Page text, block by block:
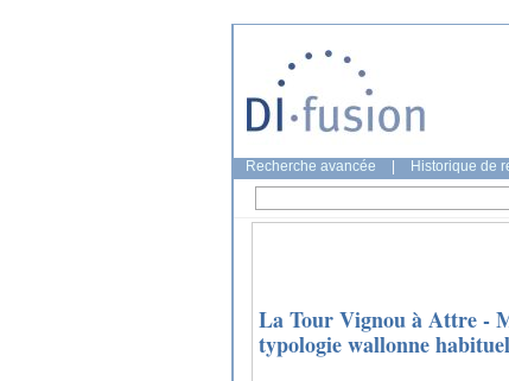
Recherche avancée Historique de
La Tour Vignou à Attre -
typologie wallonne